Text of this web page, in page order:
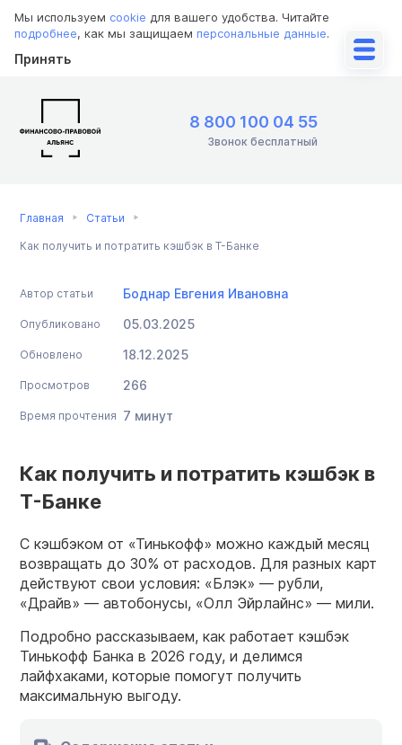
Мы используем cookie для вашего удобства. Читайте
подробнее, как мы защищаем персональные данные.
Принять
8 800 100 04 55
Звонок бесплатный
Главная Статьи
Как получить и потратить кэшбэк в Т-Банке
Автор статьи Боднар Евгения Ивановна
Опубликовано 05.03.2025
Обновлено 18.12.2025
Просмотров 266
Время прочтения 7 минут
Как получить и потратить кэшбэк в
Т-Банке
С кэшбэком от «Тинькофф» можно каждый месяц
возвращать до 30% от расходов. Для разных карт
действуют свои условия: «Блэк» — рубли,
«Драйв» — автобонусы, «Олл Эйрлайнс» — мили.
Подробно рассказываем, как работает кэшбэк
Тинькофф Банка в 2026 году, и делимся
лайфхаками, которые помогут получить
максимальную выгоду.